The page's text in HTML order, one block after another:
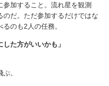
加すること。流れ星を観測
のだ。ただ参加するだけではな
のも2人の任務。
した方がいいかも」
。